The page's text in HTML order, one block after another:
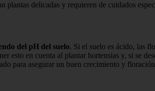
plantas delicadas y requieren de cuidados
del pH del suelo. Si el suelo es ácido, las
esto en cuenta al plantar hortensias y, si se
para asegurar un buen crecimiento y